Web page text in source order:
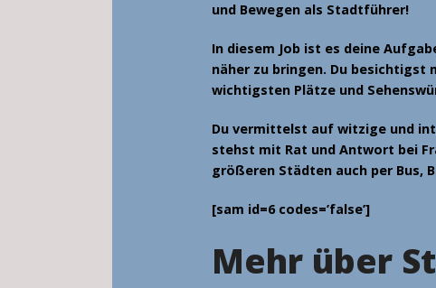
und Bewegen als Stadtführer!
In diesem Job ist es deine
näher zu bringen. Du besichtigst
wichtigsten Plätze und
Du vermittelst auf witzige und
stehst mit Rat und Antwort bei
größeren Städten auch per Bus,
[sam id=6 codes=’false’]
Mehr über